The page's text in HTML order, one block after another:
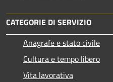
CATEGORIE DI SERVIZIO
Anagrafe e stato civile
Cultura e tempo libero
Vita lavorativa